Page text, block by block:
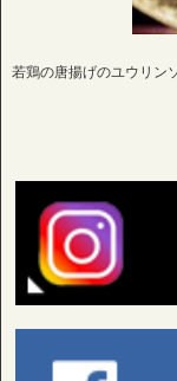
若鶏の唐揚げのユウリン